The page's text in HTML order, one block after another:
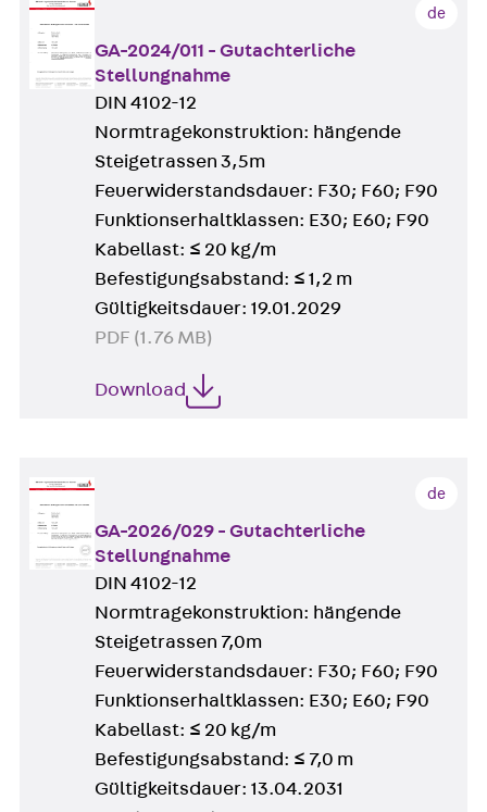
de
GA-2024/011 - Gutachterliche
Stellungnahme
DIN 4102-12
Normtragekonstruktion: hängende
Steigetrassen 3,5m
Feuerwiderstandsdauer: F30; F60; F90
Funktionserhaltklassen: E30; E60; F90
Kabellast: ≤ 20 kg/m
Befestigungsabstand: ≤ 1,2 m
Gültigkeitsdauer: 19.01.2029
PDF (1.76 MB)
Download
de
GA-2026/029 - Gutachterliche
Stellungnahme
DIN 4102-12
Normtragekonstruktion: hängende
Steigetrassen 7,0m
Feuerwiderstandsdauer: F30; F60; F90
Funktionserhaltklassen: E30; E60; F90
Kabellast: ≤ 20 kg/m
Befestigungsabstand: ≤ 7,0 m
Gültigkeitsdauer: 13.04.2031